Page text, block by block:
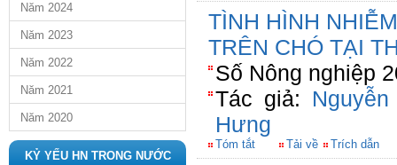
Năm 2024
Năm 2023
Năm 2022
Năm 2021
Năm 2020
KỶ YẾU HN TRONG NƯỚC
TÌNH HÌNH
TRÊN CHÓ TẠI
Số Nông nghiệp
Tác giả:
Hưng
Tóm tắt Tải về Trích dẫn